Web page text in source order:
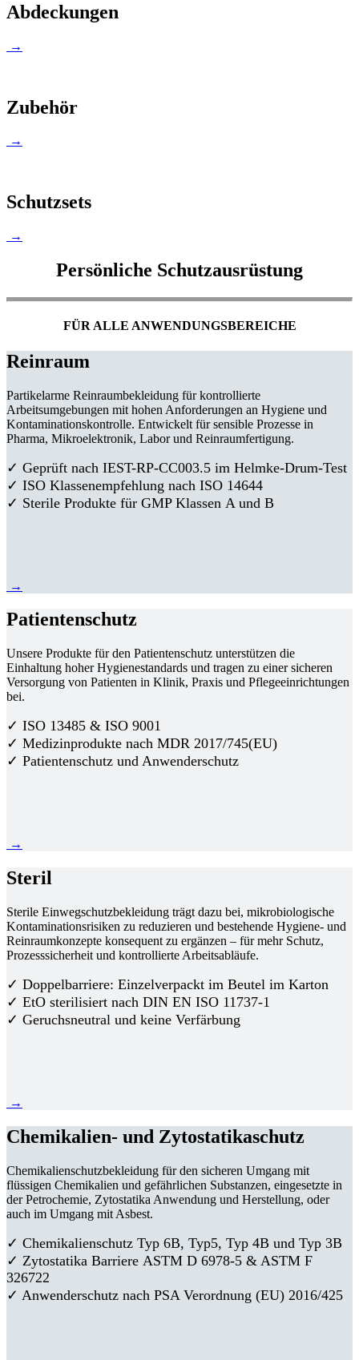
Abdeckungen
→
Zubehör
→
Schutzsets
→
Persönliche Schutzausrüstung
FÜR ALLE ANWENDUNGSBEREICHE
Reinraum
Partikelarme Reinraumbekleidung für kontrollierte
Arbeitsumgebungen mit hohen Anforderungen an Hygiene und
Kontaminationskontrolle. Entwickelt für sensible Prozesse in
Pharma, Mikroelektronik, Labor und Reinraumfertigung.
✓ Geprüft nach IEST-RP-CC003.5 im Helmke-Drum-Test
✓ ISO Klassenempfehlung nach ISO 14644
✓ Sterile Produkte für GMP Klassen A und B
→
Patientenschutz
Unsere Produkte für den Patientenschutz unterstützen die
Einhaltung hoher Hygienestandards und tragen zu einer sicheren
Versorgung von Patienten in Klinik, Praxis und Pflegeeinrichtungen
bei.
✓ ISO 13485 & ISO 9001
✓ Medizinprodukte nach MDR 2017/745(EU)
✓ Patientenschutz und Anwenderschutz
→
Steril
Sterile Einwegschutzbekleidung trägt dazu bei, mikrobiologische
Kontaminationsrisiken zu reduzieren und bestehende Hygiene- und
Reinraumkonzepte konsequent zu ergänzen – für mehr Schutz,
Prozesssicherheit und kontrollierte Arbeitsabläufe.
✓ Doppelbarriere: Einzelverpackt im Beutel im Karton
✓ EtO sterilisiert nach DIN EN ISO 11737-1
✓ Geruchsneutral und keine Verfärbung
→
Chemikalien- und Zytostatikaschutz
Chemikalienschutzbekleidung für den sicheren Umgang mit
flüssigen Chemikalien und gefährlichen Substanzen, eingesetzte in
der Petrochemie, Zytostatika Anwendung und Herstellung, oder
auch im Umgang mit Asbest.
✓ Chemikalienschutz Typ 6B, Typ5, Typ 4B und Typ 3B
✓ Zytostatika Barriere ASTM D 6978-5 & ASTM F
326722
✓ Anwenderschutz nach PSA Verordnung (EU) 2016/425